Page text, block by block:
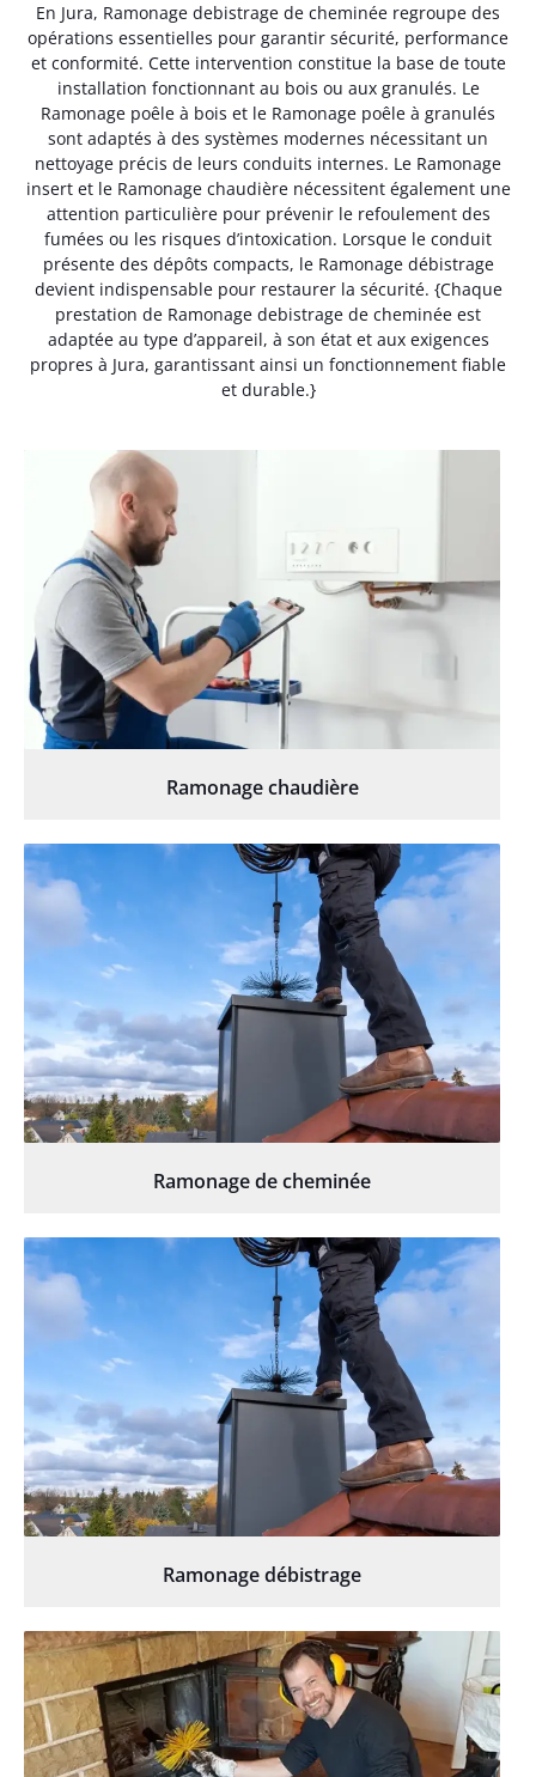
En Jura, Ramonage debistrage de cheminée regroupe des
opérations essentielles pour garantir sécurité, performance
et conformité. Cette intervention constitue la base de toute
installation fonctionnant au bois ou aux granulés. Le
Ramonage poêle à bois et le Ramonage poêle à granulés
sont adaptés à des systèmes modernes nécessitant un
nettoyage précis de leurs conduits internes. Le Ramonage
insert et le Ramonage chaudière nécessitent également une
attention particulière pour prévenir le refoulement des
fumées ou les risques d’intoxication. Lorsque le conduit
présente des dépôts compacts, le Ramonage débistrage
devient indispensable pour restaurer la sécurité. {Chaque
prestation de Ramonage debistrage de cheminée est
adaptée au type d’appareil, à son état et aux exigences
propres à Jura, garantissant ainsi un fonctionnement fiable
et durable.}
Ramonage chaudière
Ramonage de cheminée
Ramonage débistrage